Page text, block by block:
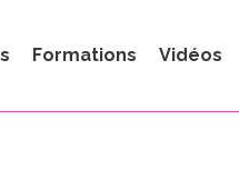
Formations Vidéos